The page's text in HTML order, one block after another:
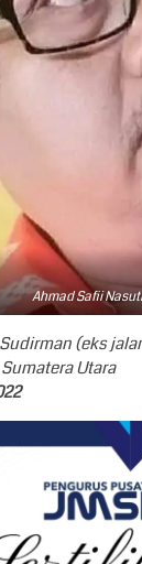
Ahmad Safii
(eks
Utara